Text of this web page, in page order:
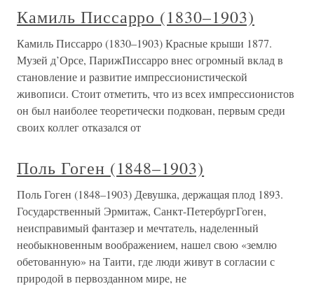
Камиль Писсарро (1830–1903)
Камиль Писсарро (1830–1903) Красные крыши 1877.
Музей д’Орсе, ПарижПиссарро внес огромный вклад в
становление и развитие импрессионистической
живописи. Стоит отметить, что из всех импрессионистов
он был наиболее теоретически подкован, первым среди
своих коллег отказался от
Поль Гоген (1848–1903)
Поль Гоген (1848–1903) Девушка, держащая плод 1893.
Государственный Эрмитаж, Санкт-ПетербургГоген,
неисправимый фантазер и мечтатель, наделенный
необыкновенным воображением, нашел свою «землю
обетованную» на Таити, где люди живут в согласии с
природой в первозданном мире, не